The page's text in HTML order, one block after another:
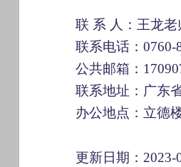
联 系 人：王龙
联系电话：0760-
公共邮箱：
联系地址：广东
办公地点：立德
更新日期：2023-